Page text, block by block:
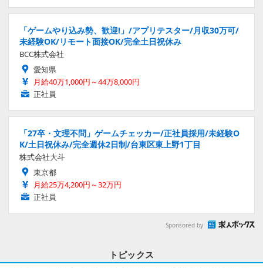
「ゲームやり込み勢、歓迎!」/アプリテスター/月収30万可/
未経験OK/リモート面接OK/完全土日祝休み
BCC株式会社
愛知県
月給40万1,000円～44万8,000円
正社員
「27卒・文理不問」ゲームチェッカー/正社員採用/未経験O
K/土日祝休み/完全週休2日制/台東区東上野1丁目
株式会社大斗
東京都
月給25万4,200円～32万円
正社員
Sponsored by
トピックス